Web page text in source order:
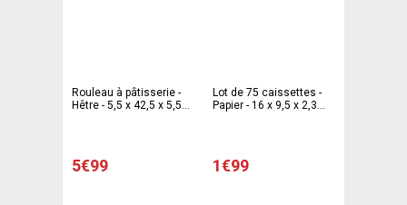
Rouleau à pâtisserie -
Hêtre - 5,5 x 42,5 x 5,5
5€99
Lot de 75 caissettes -
Papier - 16 x 9,5 x 2,3
1€99